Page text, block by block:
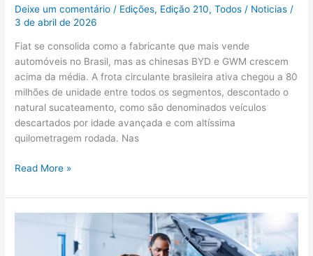
Deixe um comentário / Edições, Edição 210,Todos / Noticias /
3 de abril de 2026
Fiat se consolida como a fabricante que mais vende
automóveis no Brasil, mas as chinesas BYD e GWM crescem
acima da média. A frota circulante brasileira ativa chegou a 80
milhões de unidade entre todos os segmentos, descontado o
natural sucateamento, como são denominados veículos
descartados por idade avançada e com altíssima
quilometragem rodada. Nas
Read More »